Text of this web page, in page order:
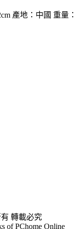
產地：中國 重量：
轉載必究
of PChome Online